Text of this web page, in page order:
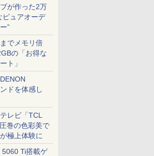
が作った2万
ピュアオーデ
”
でメモリ倍
の「お得な
ト」
ドを体感し
レビ「TCL
巻の色彩美で
極上体験に
5060 Ti搭載ゲ